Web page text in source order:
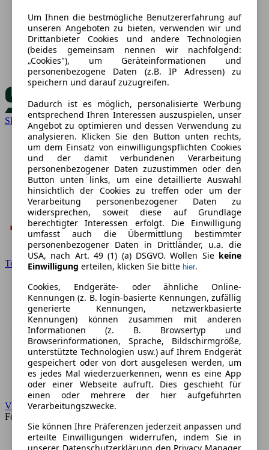
Skoda
Toyota
VW
Forum
Um Ihnen die bestmögliche Benutzererfahrung auf
unseren Angeboten zu bieten, verwenden wir und
Drittanbieter Cookies und andere Technologien
(beides gemeinsam nennen wir nachfolgend:
„Cookies"), um Geräteinformationen und
personenbezogene Daten (z.B. IP Adressen) zu
speichern und darauf zuzugreifen.
Dadurch ist es möglich, personalisierte Werbung
entsprechend Ihren Interessen auszuspielen, unser
Angebot zu optimieren und dessen Verwendung zu
analysieren. Klicken Sie den Button unten rechts,
um dem Einsatz von einwilligungspflichten Cookies
und der damit verbundenen Verarbeitung
personenbezogener Daten zuzustimmen oder den
Button unten links, um eine detaillierte Auswahl
hinsichtlich der Cookies zu treffen oder um der
Verarbeitung personenbezogener Daten zu
widersprechen, soweit diese auf Grundlage
berechtigter Interessen erfolgt. Die Einwilligung
umfasst auch die Übermittlung bestimmter
personenbezogener Daten in Drittländer, u.a. die
USA, nach Art. 49 (1) (a) DSGVO. Wollen Sie keine
Einwilligung erteilen, klicken Sie bitte hier.
Cookies, Endgeräte- oder ähnliche Online-
Kennungen (z. B. login-basierte Kennungen, zufällig
generierte Kennungen, netzwerkbasierte
Kennungen) können zusammen mit anderen
Informationen (z. B. Browsertyp und
Browserinformationen, Sprache, Bildschirmgröße,
unterstützte Technologien usw.) auf Ihrem Endgerät
gespeichert oder von dort ausgelesen werden, um
es jedes Mal wiederzuerkennen, wenn es eine App
oder einer Webseite aufruft. Dies geschieht für
einen oder mehrere der hier aufgeführten
Verarbeitungszwecke.
Sie können Ihre Präferenzen jederzeit anpassen und
erteilte Einwilligungen widerrufen, indem Sie in